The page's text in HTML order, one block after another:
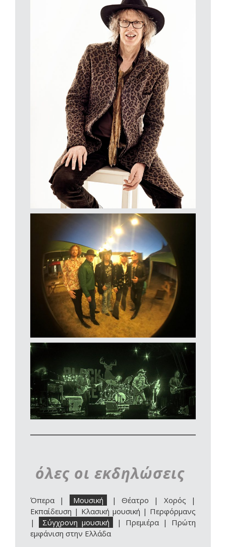
όλες οι εκδηλώσεις
Όπερα | Μουσική |Θέατρο | Χορός |
Εκπαίδευση | Κλασική μουσική | Περφόρμανς
|
Σύγχρονη μουσική | Πρεμιέρα | Πρώτη
εμφάνιση στην Ελλάδα